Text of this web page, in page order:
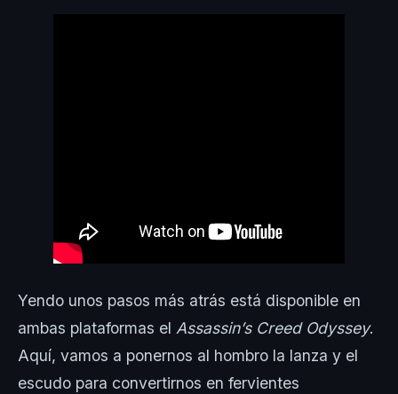
Yendo unos pasos más atrás está disponible en
ambas plataformas el Assassin’s Creed Odyssey.
Aquí, vamos a ponernos al hombro la lanza y el
escudo para convertirnos en fervientes